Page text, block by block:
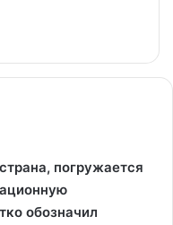
погружается
обозначил